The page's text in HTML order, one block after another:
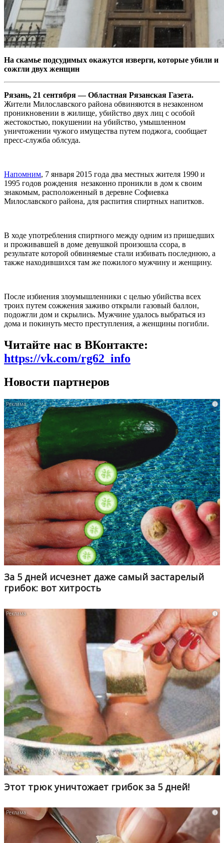
На скамье подсудимых окажутся изверги, которые убили и
сожгли двух женщин
Рязань, 21 сентября — Областная Рязанская Газета.
Жители Милославского района обвиняются в незаконном
проникновении в жилище, убийство двух лиц с особой
жестокостью, покушении на убийство, умышленном
уничтожении чужого имущества путем поджога, сообщает
пресс-служба облсуда.
Напомним, 7 января 2015 года два местных жителя 1990 и
1995 годов рождения незаконно проникли в дом к своим
знакомым, расположенный в деревне Софиевка
Милославского района, для распития спиртных напитков.
В ходе употребления спиртного между одним из пришедших
и проживавшей в доме девушкой произошла ссора, в
результате которой обвиняемые стали избивать последнюю, а
также находившихся там же пожилого мужчину и женщину.
После избиения злоумышленники с целью убийства всех
троих путем сожжения заживо открыли газовый баллон,
подожгли дом и скрылись. Мужчине удалось выбраться из
дома и покинуть место преступления, а женщины погибли.
Читайте нас в ВКонтакте:
https://vk.com/rg62_info
Новости партнеров
i
За 5 дней исчезнет даже самый застарелый
грибок: вот хитрость
i
Этот трюк уничтожает грибок за 5 дней!
i